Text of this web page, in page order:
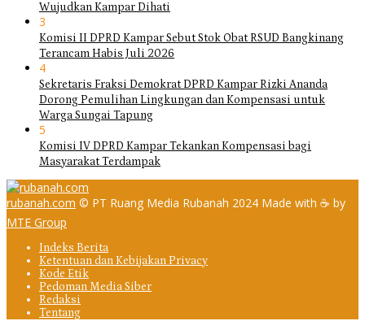
Wujudkan Kampar Dihati
3
Komisi II DPRD Kampar Sebut Stok Obat RSUD Bangkinang
Terancam Habis Juli 2026
4
Sekretaris Fraksi Demokrat DPRD Kampar Rizki Ananda
Dorong Pemulihan Lingkungan dan Kompensasi untuk
Warga Sungai Tapung
5
Komisi IV DPRD Kampar Tekankan Kompensasi bagi
Masyarakat Terdampak
rubanah.com © PT Ruang Media Rubanah 2024 Made with ☕ by
MTE Group
Indeks Berita
Ketentuan dan Kebijakan Privacy
Kode Etik
Pedoman Media Siber
Redaksi
Tentang